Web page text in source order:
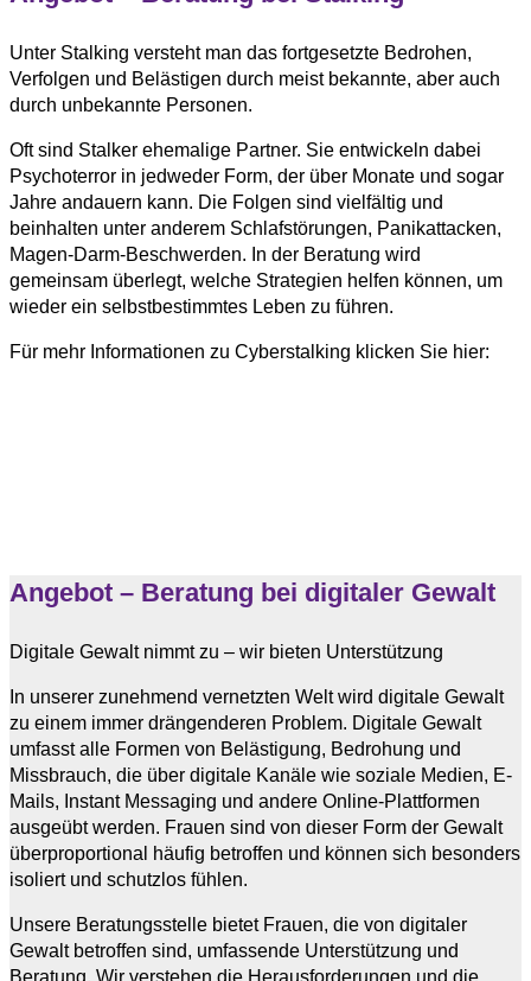
Unter Stalking versteht man das fortgesetzte Bedrohen,
Verfolgen und Belästigen durch meist bekannte, aber auch
durch unbekannte Personen.
Oft sind Stalker ehemalige Partner. Sie entwickeln dabei
Psychoterror in jedweder Form, der über Monate und sogar
Jahre andauern kann. Die Folgen sind vielfältig und
beinhalten unter anderem Schlafstörungen, Panikattacken,
Magen-Darm-Beschwerden. In der Beratung wird
gemeinsam überlegt, welche Strategien helfen können, um
wieder ein selbstbestimmtes Leben zu führen.
Für mehr Informationen zu Cyberstalking klicken Sie hier:
Angebot – Beratung bei digitaler Gewalt
Digitale Gewalt nimmt zu – wir bieten Unterstützung
In unserer zunehmend vernetzten Welt wird digitale Gewalt
zu einem immer drängenderen Problem. Digitale Gewalt
umfasst alle Formen von Belästigung, Bedrohung und
Missbrauch, die über digitale Kanäle wie soziale Medien, E-
Mails, Instant Messaging und andere Online-Plattformen
ausgeübt werden. Frauen sind von dieser Form der Gewalt
überproportional häufig betroffen und können sich besonders
isoliert und schutzlos fühlen.
Unsere Beratungsstelle bietet Frauen, die von digitaler
Gewalt betroffen sind, umfassende Unterstützung und